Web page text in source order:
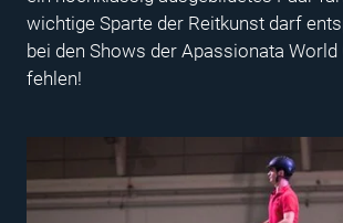
wichtige Sparte der Reitkunst darf
bei den Shows der Apassionata
fehlen!